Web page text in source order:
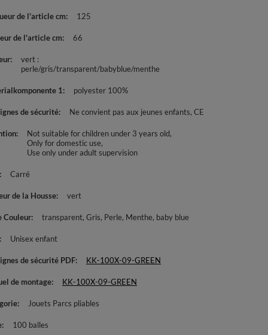
de l'article cm 125
de l'article cm 66
vert :
perle/gris/transparent/babyblue/menthe
1 polyester 100%
de sécurité Ne convient pas aux jeunes enfants CE
Not suitable for children under 3 years old
Only for domestic use
Use only under adult supervision
Carré
de la Housse vert
Couleur transparent Gris Perle Menthe baby blue
Unisex enfant
de sécurité PDF KK-100X-09-GREEN
de montage KK-100X-09-GREEN
Jouets Parcs pliables
100 balles